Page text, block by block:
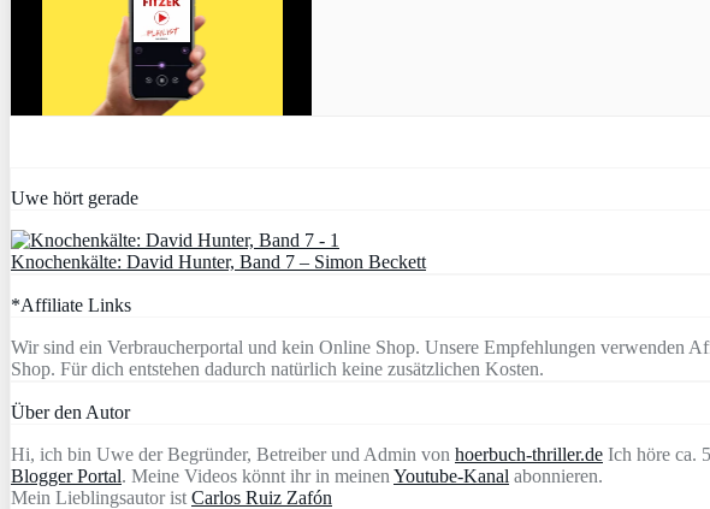
Uwe hört gerade
Knochenkälte: David Hunter, Band 7 – Simon Beckett
*Affiliate Links
Wir sind ein Verbraucherportal und kein Online Shop. Unsere Empfehlungen verwenden
Shop. Für dich entstehen dadurch natürlich keine zusätzlichen Kosten.
Über den Autor
Hi, ich bin Uwe der Begründer, Betreiber und Admin von hoerbuch-thriller.de Ich höre ca.
Blogger Portal. Meine Videos könnt ihr in meinen Youtube-Kanal abonnieren.
Mein Lieblingsautor ist Carlos Ruiz Zafón